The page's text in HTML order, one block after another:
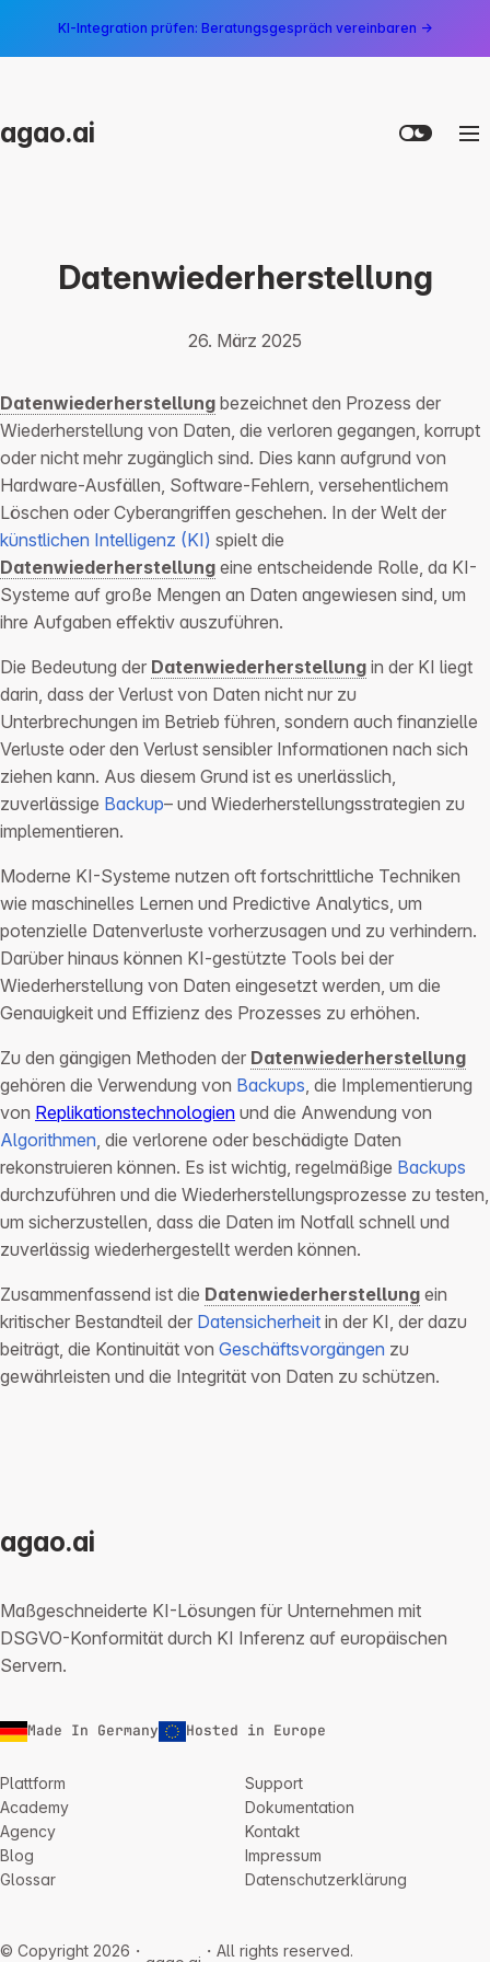
KI-Integration prüfen: Beratungsgespräch vereinbaren →
agao.ai
Datenwiederherstellung
26. März 2025
Datenwiederherstellung bezeichnet den Prozess der
Wiederherstellung von Daten, die verloren gegangen, korrupt
oder nicht mehr zugänglich sind. Dies kann aufgrund von
Hardware-Ausfällen, Software-Fehlern, versehentlichem
Löschen oder Cyberangriffen geschehen. In der Welt der
künstlichen Intelligenz (KI) spielt die
Datenwiederherstellung eine entscheidende Rolle, da KI-
Systeme auf große Mengen an Daten angewiesen sind, um
ihre Aufgaben effektiv auszuführen.
Die Bedeutung der Datenwiederherstellung in der KI liegt
darin, dass der Verlust von Daten nicht nur zu
Unterbrechungen im Betrieb führen, sondern auch finanzielle
Verluste oder den Verlust sensibler Informationen nach sich
ziehen kann. Aus diesem Grund ist es unerlässlich,
zuverlässige Backup– und Wiederherstellungsstrategien zu
implementieren.
Moderne KI-Systeme nutzen oft fortschrittliche Techniken
wie maschinelles Lernen und Predictive Analytics, um
potenzielle Datenverluste vorherzusagen und zu verhindern.
Darüber hinaus können KI-gestützte Tools bei der
Wiederherstellung von Daten eingesetzt werden, um die
Genauigkeit und Effizienz des Prozesses zu erhöhen.
Zu den gängigen Methoden der Datenwiederherstellung
gehören die Verwendung von Backups, die Implementierung
von Replikationstechnologien und die Anwendung von
Algorithmen, die verlorene oder beschädigte Daten
rekonstruieren können. Es ist wichtig, regelmäßige Backups
durchzuführen und die Wiederherstellungsprozesse zu testen,
um sicherzustellen, dass die Daten im Notfall schnell und
zuverlässig wiederhergestellt werden können.
Zusammenfassend ist die Datenwiederherstellung ein
kritischer Bestandteil der Datensicherheit in der KI, der dazu
beiträgt, die Kontinuität von Geschäftsvorgängen zu
gewährleisten und die Integrität von Daten zu schützen.
agao.ai
Maßgeschneiderte KI-Lösungen für Unternehmen mit
DSGVO-Konformität durch KI Inferenz auf europäischen
Servern.
Made In Germany Hosted in Europe
Plattform
Academy
Agency
Blog
Glossar
Support
Dokumentation
Kontakt
Impressum
Datenschutzerklärung
© Copyright 2026・ ・All rights reserved.